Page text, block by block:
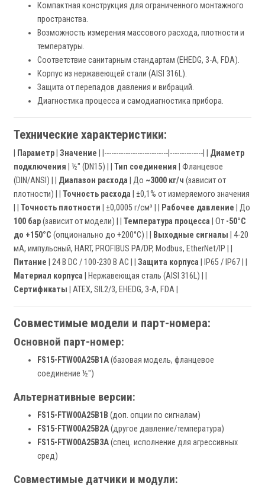
Компактная конструкция для ограниченного монтажного
пространства.
Возможность измерения массового расхода, плотности и
температуры.
Соответствие санитарным стандартам (EHEDG, 3-A, FDA).
Корпус из нержавеющей стали (AISI 316L).
Защита от перепадов давления и вибраций.
Диагностика процесса и самодиагностика прибора.
Технические характеристики:
Параметр Значение | |---------------------------|--------------| | Диаметр
подключения | ½" (DN15) | | Тип соединения | Фланцевое
(DIN/ANSI) | | Диапазон расхода | До ~3000 кг/ч (зависит от
плотности) | | Точность расхода | ±0,1% от измеряемого значения
Точность плотности | ±0,0005 г/см³ | | Рабочее давление | До
100 бар(зависит от модели) | | Температура процесса | От -50°C
до +150°C (опционально до +200°C) | | Выходные сигналы | 4-20
мА, импульсный, HART, PROFIBUS PA/DP, Modbus, EtherNet/IP | |
Питание | 24 В DC / 100-230 В AC | | Защита корпуса | IP65 / IP67 | |
Материал корпуса | Нержавеющая сталь (AISI 316L) | |
Сертификаты | ATEX, SIL2/3, EHEDG, 3-A, FDA |
Совместимые модели и парт-номера:
Основной парт-номер:
FS15-FTW00A25B1A(базовая модель, фланцевое
соединение ½")
Альтернативные версии:
FS15-FTW00A25B1B (доп. опции по сигналам)
FS15-FTW00A25B2A(другое давление/температура)
FS15-FTW00A25B3A(спец. исполнение для агрессивных
сред)
Совместимые датчики и модули: